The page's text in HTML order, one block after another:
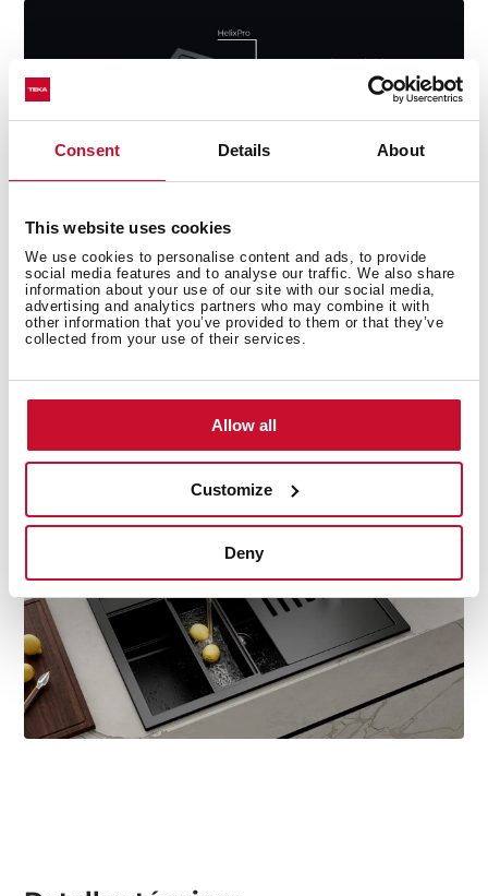
Consent Details About
This website uses cookies
We use cookies to personalise content and ads, to provide
social media features and to analyse our traffic. We also share
information about your use of our site with our social media,
advertising and analytics partners who may combine it with
other information that you’ve provided to them or that they’ve
collected from your use of their services.
Allow all
Customize
Deny
Instalación encastrada sin complicaciones
Este fregadero está diseñado para instalarse desde
arriba, encajado sobre un hueco en la encimera. Se fija
por debajo sin tornillos visibles, adaptándose a casi
cualquier superficie de trabajo.